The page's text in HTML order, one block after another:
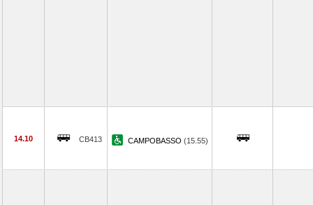
14.10 CB413 CAMPOBASSO (15.55)